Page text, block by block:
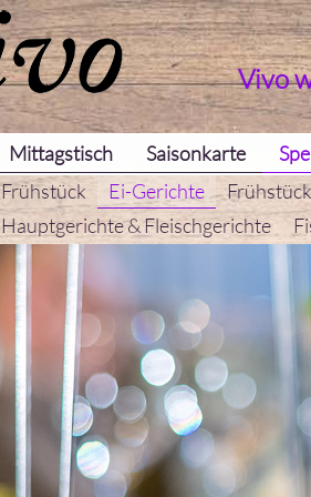
Vivo
Mittagstisch Saisonkarte
Frühstück
Ei-Gerichte
Hauptgerichte & Fleischgerichte